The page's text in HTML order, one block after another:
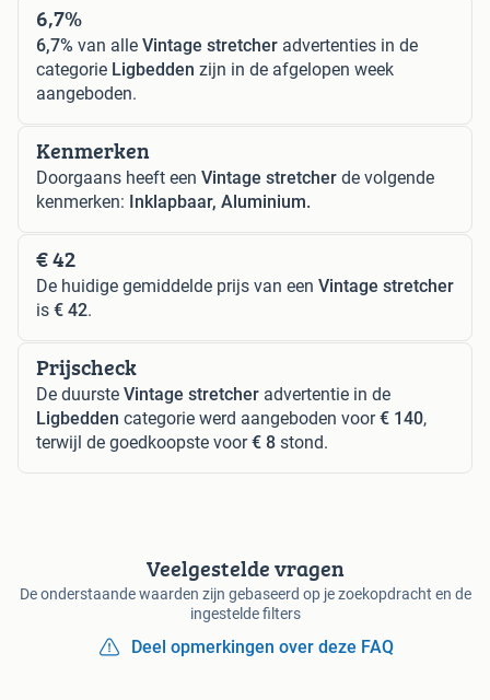
6,7%
6,7% van alle Vintage stretcher advertenties in de
categorie Ligbedden zijn in de afgelopen week
aangeboden.
Kenmerken
Doorgaans heeft een Vintage stretcher de volgende
kenmerken: Inklapbaar, Aluminium.
€ 42
De huidige gemiddelde prijs van een Vintage stretcher
is € 42.
Prijscheck
De duurste Vintage stretcher advertentie in de
Ligbedden categorie werd aangeboden voor€ 140,
terwijl de goedkoopste voor€ 8 stond.
Veelgestelde vragen
De onderstaande waarden zijn gebaseerd op je zoekopdracht en de
ingestelde filters
Deel opmerkingen over deze FAQ